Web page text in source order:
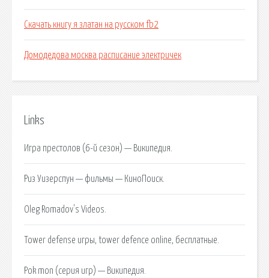
Скачать книгу я златан на русском fb2
Домодедова москва расписание электричек
Links
Игра престолов (6-й сезон) — Википедия.
Риз Уизерспун — фильмы — КиноПоиск.
Oleg Romadov's Videos.
Tower defense игры, tower defence online, бесплатные.
Pok mon (серия игр) — Википедия.